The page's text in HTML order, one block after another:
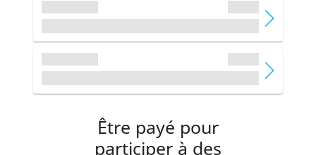
Être payé pour
participer à des